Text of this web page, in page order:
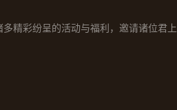
多精彩纷呈的活动与福利，邀请诸位君上